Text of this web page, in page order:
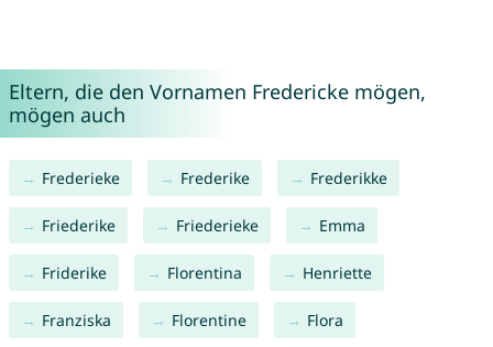
Eltern, die den Vornamen Fredericke mögen,
mögen auch
Frederieke Frederike Frederikke
Friederike Friederieke Emma
Friderike Florentina Henriette
Franziska Florentine Flora